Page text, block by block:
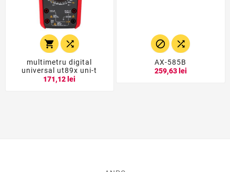
 
multimetru digital
universal ut89x uni-t
171,12 lei
 
AX-585B
259,63 lei